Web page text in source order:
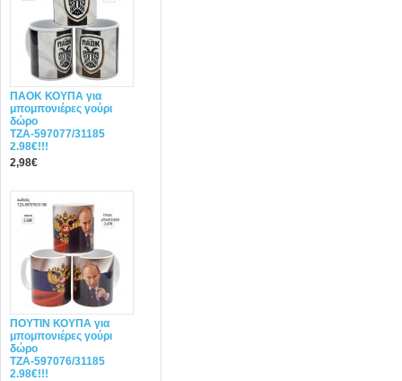
ΠΑΟΚ ΚΟΥΠΑ για
μπομπονιέρες γούρι
δώρο
ΤΖΑ-597077/31185
2.98€!!!
2,98€
ΠΟΥΤΙΝ ΚΟΥΠΑ για
μπομπονιέρες γούρι
δώρο
ΤΖΑ-597076/31185
2.98€!!!